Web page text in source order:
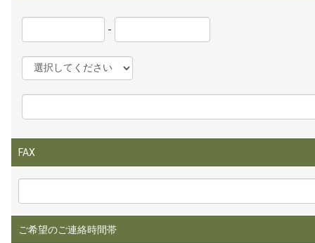
-
FAX
ご希望のご連絡時間帯